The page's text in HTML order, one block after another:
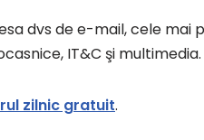
dvs de e-mail, cele mai
IT&C şi multimedia.
zilnic gratuit.